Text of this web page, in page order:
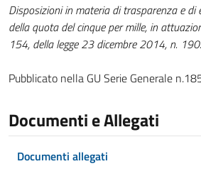
Disposizioni in materia di trasparenza e di
della quota del cinque per mille, in
154, della legge 23 dicembre 2014, n. 190.
Pubblicato nella GU Serie Generale
Documenti e Allegati
Documenti allegati